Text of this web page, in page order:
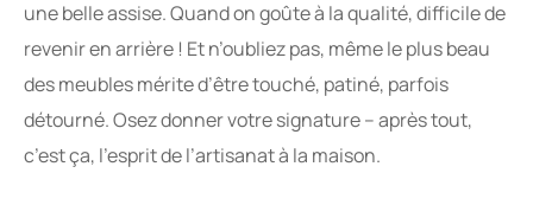
une belle assise. Quand on goûte à la qualité, difficile de
revenir en arrière ! Et n’oubliez pas, même le plus beau
des meubles mérite d’être touché, patiné, parfois
détourné. Osez donner votre signature – après tout,
c’est ça, l’esprit de l’artisanat à la maison.